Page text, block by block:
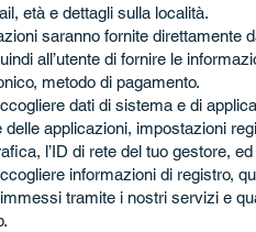
età e dettagli sulla località.
saranno fornite direttamente
all’utente di fornire le
metodo di pagamento.
dati di sistema e di
delle applicazioni, impostazioni
l’ID di rete del tuo gestore,
informazioni di registro,
tramite i nostri servizi e